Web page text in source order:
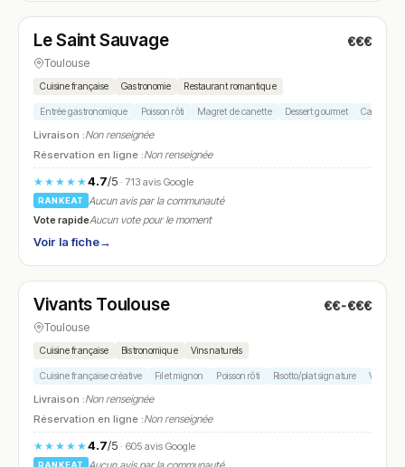
N° 20
Le Saint Sauvage €€€
Toulouse
Cuisine française Gastronomie Restaurant romantique
Entrée gastronomique Poisson rôti Magret de canette Dessert gourmet Carte des
Livraison :Non renseignée
Réservation en ligne :Non renseignée
★★★★★4.7/5· 713 avis Google
RANKEAT
Aucun avis par la communauté
Vote rapideAucun vote pour le moment
Voir la fiche→
N° 21
Vivants Toulouse €€-€€€
Toulouse
Cuisine française Bistronomique Vins naturels
Cuisine française créative Filet mignon Poisson rôti Risotto/plat signature Vin
Livraison :Non renseignée
Réservation en ligne :Non renseignée
★★★★★4.7/5· 605 avis Google
RANKEAT